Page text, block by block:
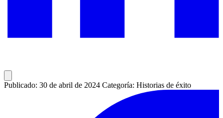
Publicado: 30 de abril de 2024 Categoría: Historias de éxito